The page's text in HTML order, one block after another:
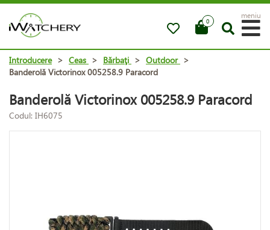
0
meniu
Introducere > Ceas > Bărbaţi > Outdoor >
Banderolă Victorinox 005258.9 Paracord
Banderolă Victorinox 005258.9 Paracord
Codul: IH6075